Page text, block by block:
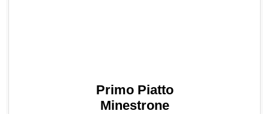
Primo Piatto
Minestrone